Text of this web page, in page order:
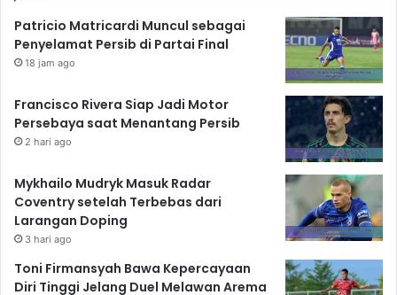
Patricio Matricardi Muncul sebagai
Penyelamat Persib di Partai Final
18 jam ago
Francisco Rivera Siap Jadi Motor
Persebaya saat Menantang Persib
2 hari ago
Mykhailo Mudryk Masuk Radar
Coventry setelah Terbebas dari
Larangan Doping
3 hari ago
Toni Firmansyah Bawa Kepercayaan
Diri Tinggi Jelang Duel Melawan Arema